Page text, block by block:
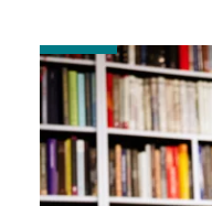
-
Lunettes
de
repos
:
quand
les
porter